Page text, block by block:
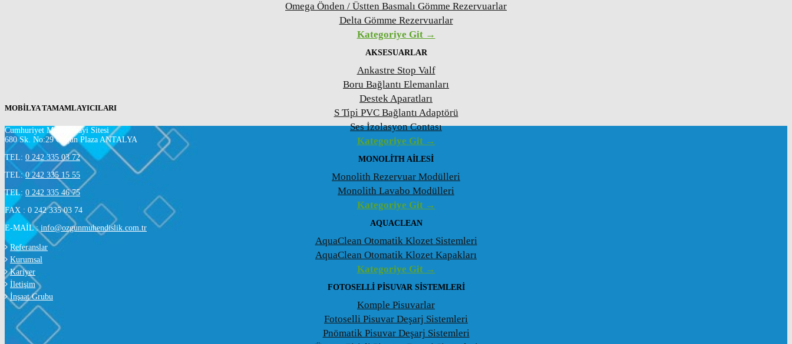
Omega Önden / Üstten Basmalı Gömme Rezervuarlar
Delta Gömme Rezervuarlar
Kategoriye Git →
AKSESUARLAR
Ankastre Stop Valf
Boru Bağlantı Elemanları
Destek Aparatları
S Tipi PVC Bağlantı Adaptörü
Ses İzolasyon Contası
Kategoriye Git →
MONOLITH AILESI
Monolith Rezervuar Modülleri
Monolith Lavabo Modülleri
Kategoriye Git →
AQUACLEAN
AquaClean Otomatik Klozet Sistemleri
AquaClean Otomatik Klozet Kapakları
Kategoriye Git →
FOTOSELLI PISUVAR SISTEMLERI
Komple Pisuvarlar
Fotoselli Pisuvar Deşarj Sistemleri
Pnömatik Pisuvar Deşarj Sistemleri
MOBİLYA TAMAMLAYICILARI
Cumhuriyet Mah. Sanayi Sitesi
680 Sk. No:29 Özgün Plaza ANTALYA
TEL: 0 242 335 03 72
TEL:0 242 335 15 55
TEL: 0 242 335 46 75
FAX : 0 242 335 03 74
E-MAİL :info@ozgunmuhendislik.com.tr
Referanslar
Kurumsal
Kariyer
İletişim
İnşaat Grubu